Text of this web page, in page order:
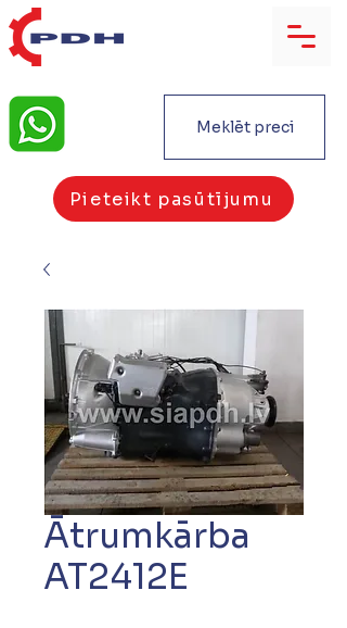
Meklēt preci
Pieteikt pasūtījumu
Ātrumkārba
AT2412E